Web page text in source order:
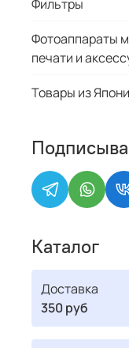
Фильтры
Фотоаппараты
печати и
Товары из
Каталог
Доставка
350 руб